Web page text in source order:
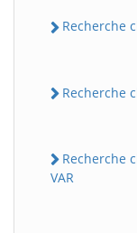
Recherche
Recherche
Recherche
VAR